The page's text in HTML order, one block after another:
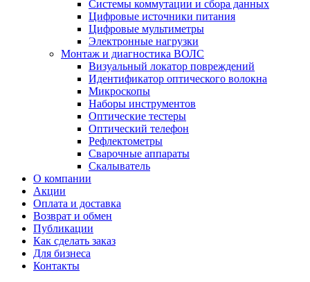
Системы коммутации и сбора данных
Цифровые источники питания
Цифровые мультиметры
Электронные нагрузки
Монтаж и диагностика ВОЛС
Визуальный локатор повреждений
Идентификатор оптического волокна
Микроскопы
Наборы инструментов
Оптические тестеры
Оптический телефон
Рефлектометры
Сварочные аппараты
Скалыватель
О компании
Акции
Оплата и доставка
Возврат и обмен
Публикации
Как сделать заказ
Для бизнеса
Контакты